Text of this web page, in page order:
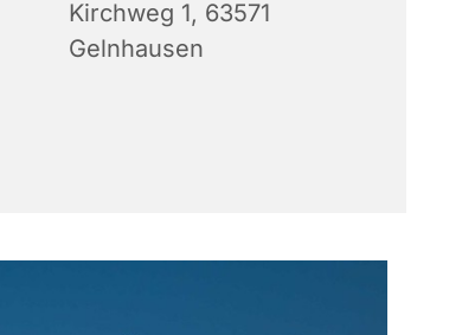
Kirchweg 1, 63571
Gelnhausen